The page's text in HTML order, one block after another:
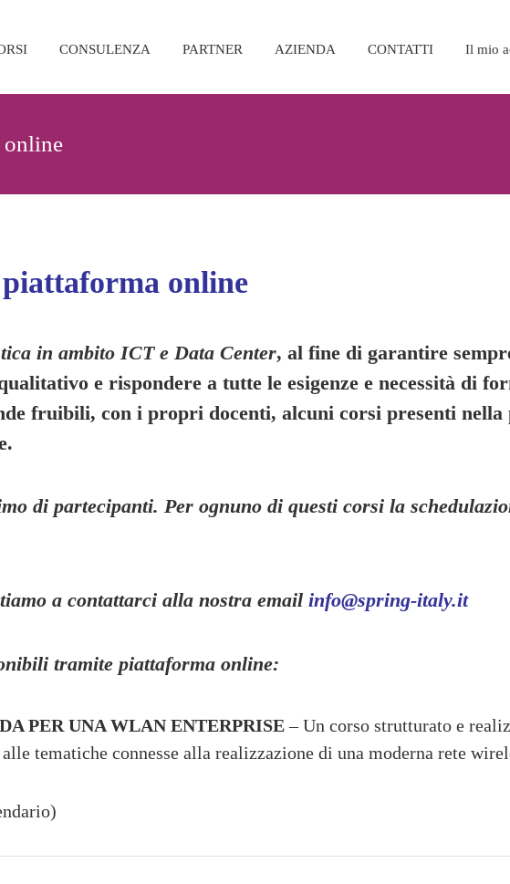
CONSULENZA PARTNER AZIENDA CONTATTI Il mio
online
online
in ambito ICT e Data Center, al fine di garantire
e rispondere a tutte le esigenze e necessità di
fruibili, con i propri docenti, alcuni corsi presenti
di partecipanti. Per ognuno di questi corsi la
a contattarci alla nostra email info@spring-italy.it
tramite piattaforma online:
PER UNA WLAN ENTERPRISE– Un corso strutturato e
tematiche connesse alla realizzazione di una moderna rete